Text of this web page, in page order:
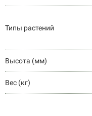
Типы растений
Высота (мм)
Вес (кг)